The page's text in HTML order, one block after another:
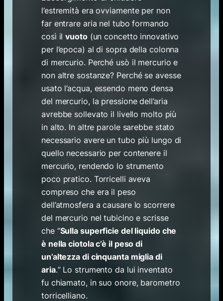
l’estremità era ovviamente per non
far entrare aria nel tubo formando
così ilvuoto(un concetto innovativo
per l’epoca) al di sopra della colonna
di mercurio. Perché usò il mercurio e
non altre sostanze? Perché se avesse
usato l’acqua, essendo meno densa
del mercurio, la pressione dell’aria
avrebbe sollevato il livello molto più
in alto. In altre parole sarebbe stato
necessario avere un tubo più lungo di
quello necessario per contenere il
mercurio, rendendo lo strumento
poco pratico. Torricelli aveva
compreso che era il peso
dell’atmosfera a causare lo scorrere
del mercurio nel tubicino e scrisse
che “Sulla superficie del liquido che
è nella ciotola c’è il peso di
un’altezza di cinquanta miglia di
aria.” Lo strumento da lui inventato
fu chiamato, in suo onore, barometro
torricelliano.